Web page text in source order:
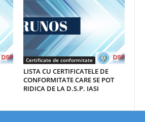
Certificate de conformitate
LISTA CU CERTIFICATELE DE
CONFORMITATE CARE SE POT
RIDICA DE LA D.S.P. IASI